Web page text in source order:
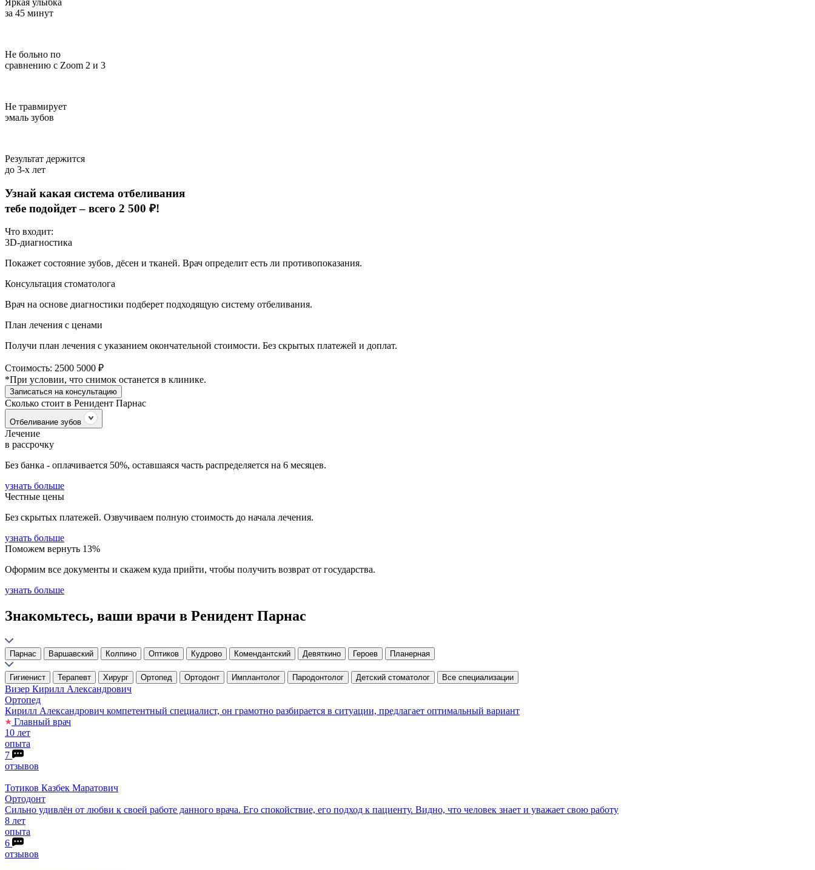
за 45 минут
Не больно по
сравнению с Zoom 2 и 3
Не травмирует
эмаль зубов
Результат держится
до 3-х лет
Узнай какая система отбеливания
тебе подойдет – всего 2 500 ₽!
Что входит:
3D-диагностика
Покажет состояние зубов, дёсен и тканей. Врач определит есть ли противопоказания.
Консультация стоматолога
Врач на основе диагностики подберет подходящую систему отбеливания.
План лечения с ценами
Получи план лечения с указанием окончательной стоимости. Без скрытых платежей и доплат.
Стоимость: 2500 5000 ₽
*При условии, что снимок останется в клинике.
Записаться на консультацию
Сколько стоит в Ренидент Парнас
Отбеливание зубов
Лечение
в рассрочку
Без банка - оплачивается 50%, оставшаяся часть распределяется на 6 месяцев.
узнать больше
Честные цены
Без скрытых платежей. Озвучиваем полную стоимость до начала лечения.
узнать больше
Поможем вернуть 13%
Оформим все документы и скажем куда прийти, чтобы получить возврат от государства.
узнать больше
Знакомьтесь, ваши врачи в Ренидент Парнас
Парнас Варшавский Колпино Оптиков Кудрово Комендантский Девяткино Героев Планерная
Гигиенист Терапевт Хирург Ортопед Ортодонт Имплантолог Пародонтолог Детский стоматолог Все специализации
Визер Кирилл Александрович
Ортопед
Кирилл Александрович компетентный специалист, он грамотно разбирается в ситуации, предлагает оптимальный вариант
Главный врач
10 лет
опыта
7
отзывов
Тотиков Казбек Маратович
Ортодонт
Сильно удивлён от любви к своей работе данного врача. Его спокойствие, его подход к пациенту. Видно, что человек знает и уважает свою работу
8 лет
опыта
6
отзывов